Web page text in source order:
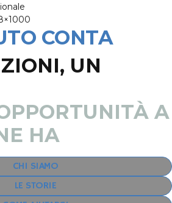
CONTA
UN
A
HA
CHI SIAMO
LE STORIE